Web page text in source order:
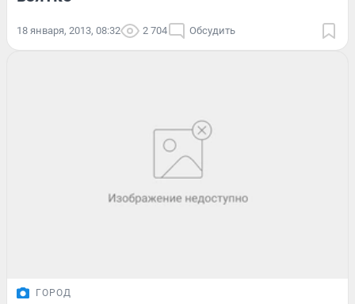
18 января, 2013, 08:32 2 704 Обсудить
ГОРОД